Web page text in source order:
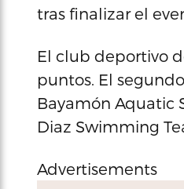
tras finalizar el
El club deportivo
puntos. El
Bayamón Aquatic
Diaz Swimming
Advertisements